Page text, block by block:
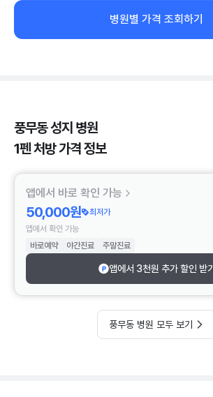
병원별 가격 조회하기
풍무동 성지 병원
1펜 처방 가격 정보
앱에서 바로 확인 가능
50,000원
최저가
앱에서 확인 가능
바로예약
야간진료 주말진료
앱에서 3천원 추가 할인 받기
풍무동 병원 모두 보기